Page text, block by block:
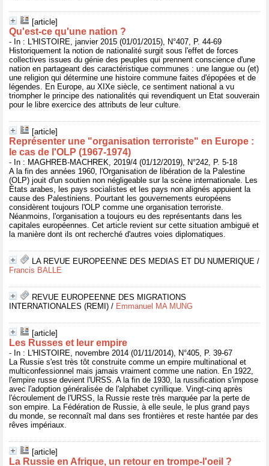
[article]
Qu'est-ce qu'une nation ?
- In : L'HISTOIRE, janvier 2015 (01/01/2015), N°407, P. 44-69
Historiquement la notion de nationalité surgit sous l'effet de forces
collectives issues du génie des peuples qui prennent conscience d'une
nation en partageant des caractéristique communes : une langue ou (et)
une religion qui détermine une histoire commune faites d'épopées et de
légendes. En Europe, au XIXe siècle, ce sentiment national a vu
triompher le principe des nationalités qui revendiquent un Etat souverain
pour le libre exercice des attributs de leur culture.
[article]
Représenter une "organisation terroriste" en Europe :
le cas de l'OLP (1967-1974)
- In : MAGHREB-MACHREK, 2019/4 (01/12/2019), N°242, P. 5-18
A la fin des années 1960, l'Organisation de libération de la Palestine
(OLP) jouit d'un soutien non négligeable sur la scène internationale. Les
États arabes, les pays socialistes et les pays non alignés appuient la
cause des Palestiniens. Pourtant les gouvernements européens
considèrent toujours l'OLP comme une organisation terroriste.
Néanmoins, l'organisation a toujours eu des représentants dans les
capitales européennes. Cet article revient sur cette situation ambiguë et
la manière dont ils ont recherché d'autres voies diplomatiques.
LA REVUE EUROPEENNE DES MEDIAS ET DU NUMERIQUE /
Francis BALLE
REVUE EUROPEENNE DES MIGRATIONS
INTERNATIONALES (REMI) / Emmanuel MA MUNG
[article]
Les Russes et leur empire
- In : L'HISTOIRE, novembre 2014 (01/11/2014), N°405, P. 39-67
La Russie s'est très tôt construite comme un empire multinational et
multiconfessionnel mais jamais vraiment comme une nation. En 1922,
l'empire russe devient l'URSS. A la fin de 1930, la russification s'impose
avec l'adoption généralisée de l'alphabet cyrillique. Vingt-cinq après
l'écroulement de l'URSS, la Russie reste très marquée par la perte de
son empire. La Fédération de Russie, à elle seule, le plus grand pays
du monde, se reconnaît mal dans ses frontières et reste hantée par des
rêves impériaux.
[article]
La Russie en Afrique, un retour en trompe-l'oeil ?